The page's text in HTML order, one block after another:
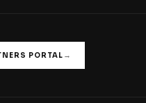
PORTAL →